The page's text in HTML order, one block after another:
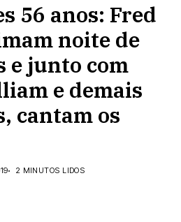
56 anos: Fred
noite de
e junto com
e demais
cantam os
2 MINUTOS LIDOS